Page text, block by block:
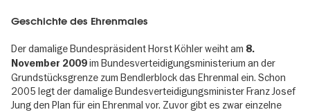
Geschichte des Ehrenmales
Der damalige Bundespräsident Horst Köhler weiht am 8.
November 2009im Bundesverteidigungsministerium an der
Grundstücksgrenze zum Bendlerblock das Ehrenmal ein. Schon
2005 legt der damalige Bundesverteidigungsminister Franz Josef
Jung den Plan für ein Ehrenmal vor. Zuvor gibt es zwar einzelne